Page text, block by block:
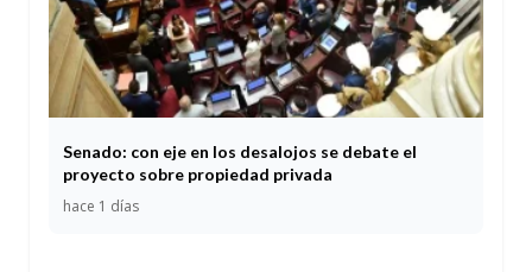
Senado: con eje en los desalojos se debate el
proyecto sobre propiedad privada
hace 1 días